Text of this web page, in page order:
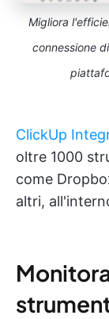
Migliora
connessione
ClickUp
oltre 1000
come
altri,